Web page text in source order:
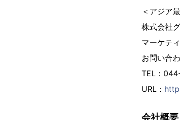
＜アジア
株式会社
マーケテ
お問い合
TEL：
URL：
会社概要